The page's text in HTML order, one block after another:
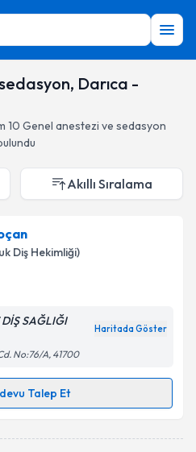
Darıca -
10 Genel anestezi ve sedasyon
Akıllı Sıralama
Diş Hekimliği)
SAĞLIĞI
Haritada Göster
No:76/A, 41700
Talep Et